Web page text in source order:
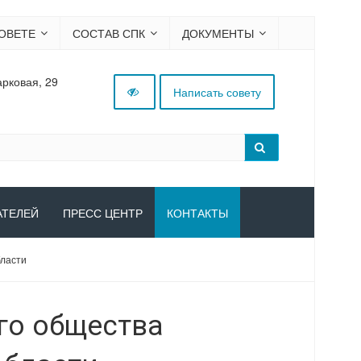
СОСТАВ СПК ДОКУМЕНТЫ
29
Написать совету
ПРЕСС ЦЕНТР КОНТАКТЫ
общества